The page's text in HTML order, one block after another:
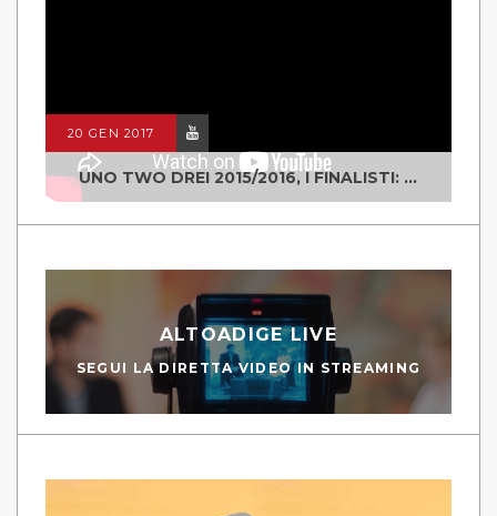
20 GEN 2017
UNO TWO DREI 2015/2016, I FINALISTI: CLASSE IV ALS ISTITUTO "DEGASPERI" BORGO VALSUGANA
ALTOADIGE LIVE
SEGUI LA DIRETTA VIDEO IN STREAMING